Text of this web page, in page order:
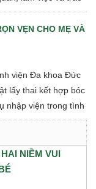
phát triển Ngân
thời thảo luận các
giao tri thức
VẸN CHO MẸ VÀ
viện Đa khoa Đức
lấy thai kết hợp bóc
nhập viện trong tình
khối u nang buồng
Khoa Sản và Khoa
phương án phẫu
cho cả mẹ và bé.
NIỀM VUI